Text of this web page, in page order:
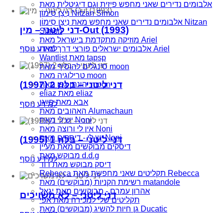
אלבומים נדירים שאני מחפש פיזית וגם דיגיטלית מאת
נִיצָן סִימוֹן Nitzan Simon
אלבומים נדירים שאני מחפש מאת נִיצָן סִימוֹן Nitzan
Simon
מוזיקה מתקדמת בישראל מאת Ariel
אלבומים ישראלים פורצי דרך מאת Ariel
Wantlist מאת tapsp
סינגלים להוסיף מאת moon
טרילוגיה מאת moon
יהונתן גפן מאת moon
eliaz מאת eliaz
אבא מאת פייגי
האהובים מאת Alumachaun
יש לי מאת Noni
אין לי ורוצה מאת Noni
יש לי - דיסקים מאת Noni
דיסקים מבוקשים מאת מעיין
מבוקש מאת d.d.g
דיסק מבוקש מאת דוד
Rebecca תקליטים שאני מחפשת מאת Rebecca
רשימת הקניות (מבוקשים) מאת matandole
אהרון עמרם - מבוקשים מאת יגאל
תקליטים שלי למכירה מאת אפי
גן חיות להשיג (מבוקשים) מאת Ducatic
דני ליטני – מין-Out (1993)
למידע נוסף
דני ליטני – בלוז 2 (1997)
למידע נוסף
דני ליטני – בלוז 1 (1995)
למידע נוסף
דני ליטני – לא משויכים